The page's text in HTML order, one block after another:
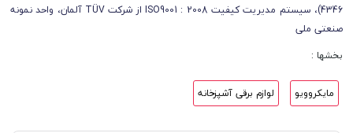
4346)، سیستم مديريت كیفیت ISO9001 : 2008 از شركت TÜV آلمان، واحد نمونه
صنعتی ملی
بخشها :
مایکروویو لوازم برقی آشپزخانه